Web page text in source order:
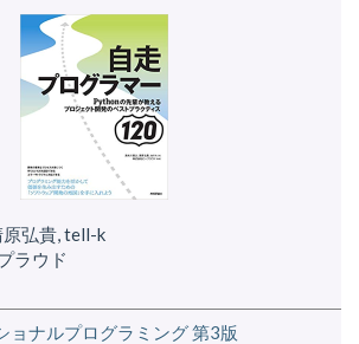
原弘貴, tell-k
ラウド
ョナルプログラミング 第3版